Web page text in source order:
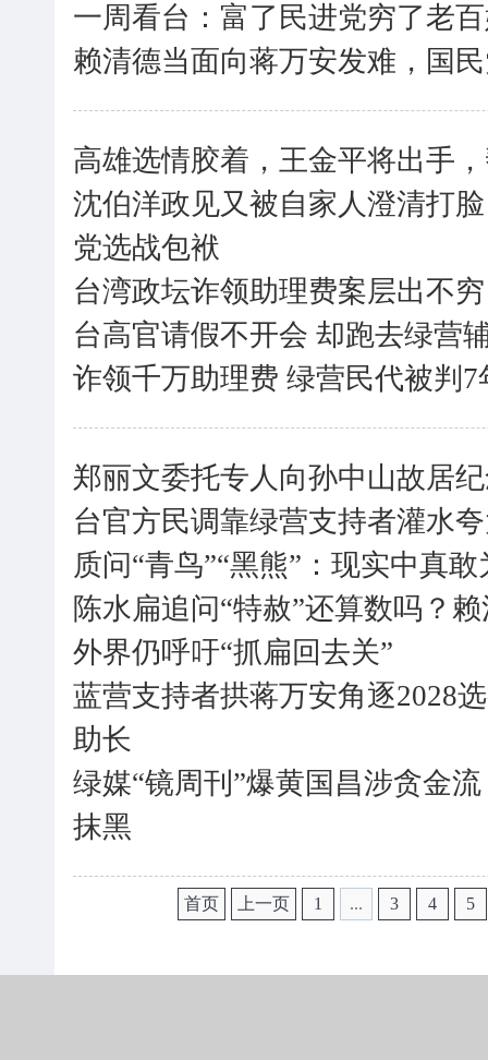
一周看台：富了民进党穷了老
赖清德当面向蒋万安发难，国
高雄选情胶着，王金平将出手
沈伯洋政见又被自家人澄清打
党选战包袱
台湾政坛诈领助理费案层出不穷
台高官请假不开会 却跑去绿营
诈领千万助理费 绿营民代被判7
郑丽文委托专人向孙中山故居
台官方民调靠绿营支持者灌水
质问“青鸟”“黑熊”：现实中真
陈水扁追问“特赦”还算数吗？
外界仍呼吁“抓扁回去关”
蓝营支持者拱蒋万安角逐2028
助长
绿媒“镜周刊”爆黄国昌涉贪金
抹黑
首页 上一页 1 ... 3 4 5